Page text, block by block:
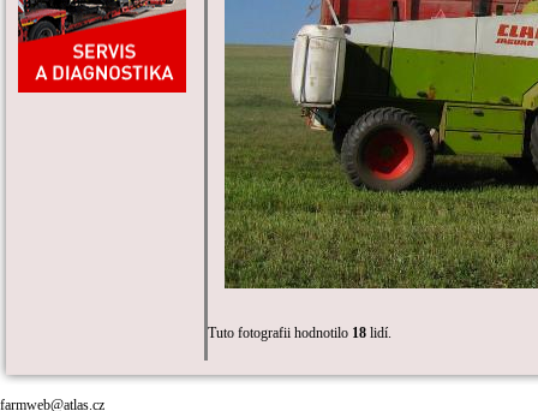
Tuto fotografii hodnotilo 18 lidí.
farmweb@atlas.cz